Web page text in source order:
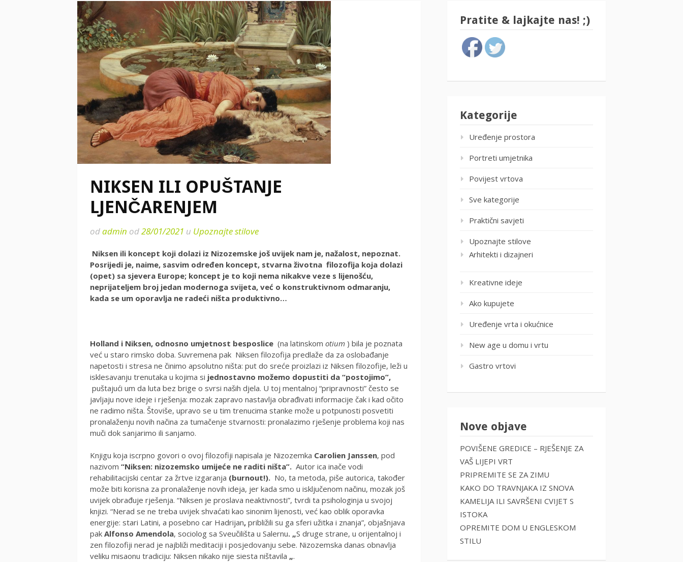
NIKSEN ILI OPUŠTANJE
LJENČARENJEM
odadmin od28/01/2021 u Upoznajte stilove
Niksen ili koncept koji dolazi iz Nizozemske još uvijek nam je, nažalost, nepoznat.
Posrijedi je, naime, sasvim određen koncept, stvarna životna filozofija koja dolazi
(opet) sa sjevera Europe; koncept je to koji nema nikakve veze s lijenošću,
neprijateljem broj jedan modernoga svijeta, već o konstruktivnom odmaranju,
kada se um oporavlja ne radeći ništa produktivno…
Holland i Niksen, odnosno umjetnost besposlice (na latinskom otium ) bila je poznata
već u staro rimsko doba. Suvremena pak Niksen filozofija predlaže da za oslobađanje
napetosti i stresa ne činimo apsolutno ništa: put do sreće proizlazi iz Niksen filozofije, leži u
isklesavanju trenutaka u kojima si jednostavno možemo dopustiti da “postojimo”,
puštajući um da luta bez brige o svrsi naših djela. U toj mentalnoj “pripravnosti” često se
javljaju nove ideje i rješenja: mozak zapravo nastavlja obrađivati ​​informacije čak i kad očito
ne radimo ništa. Štoviše, upravo se u tim trenucima stanke može u potpunosti posvetiti
pronalaženju novih načina za tumačenje stvarnosti: pronalazimo rješenje problema koji nas
muči dok sanjarimo ili sanjamo.
Knjigu koja iscrpno govori o ovoj filozofiji napisala je Nizozemka Carolien Janssen, pod
nazivom “Niksen: nizozemsko umijeće ne raditi ništa”. Autor ica inače vodi
rehabilitacijski centar za žrtve izgaranja (burnout!). No, ta metoda, piše autorica, također
može biti korisna za pronalaženje novih ideja, jer kada smo u isključenom načinu, mozak još
uvijek obrađuje rješenja. “Niksen je proslava neaktivnosti”, tvrdi ta psihologinja u svojoj
knjizi. “Nerad se ne treba uvijek shvaćati kao sinonim lijenosti, već kao oblik oporavka
energije: stari Latini, a posebno car Hadrijan, približili su ga sferi užitka i znanja”, objašnjava
pak Alfonso Amendola, sociolog sa Sveučilišta u Salernu. „S druge strane, u orijentalnoj i
zen filozofiji nerad je najbliži meditaciji i posjedovanju sebe. Nizozemska danas obnavlja
veliku misaonu tradiciju: Niksen nikako nije siesta ništavila „.
Pratite & lajkajte nas! ;)
Kategorije
Uređenje prostora
Portreti umjetnika
Povijest vrtova
Sve kategorije
Praktični savjeti
Upoznajte stilove
Arhitekti i dizajneri
Kreativne ideje
Ako kupujete
Uređenje vrta i okućnice
New age u domu i vrtu
Gastro vrtovi
Nove objave
POVIŠENE GREDICE – RJEŠENJE ZA
VAŠ LIJEPI VRT
PRIPREMITE SE ZA ZIMU
KAKO DO TRAVNJAKA IZ SNOVA
KAMELIJA ILI SAVRŠENI CVIJET S
ISTOKA
OPREMITE DOM U ENGLESKOM
STILU